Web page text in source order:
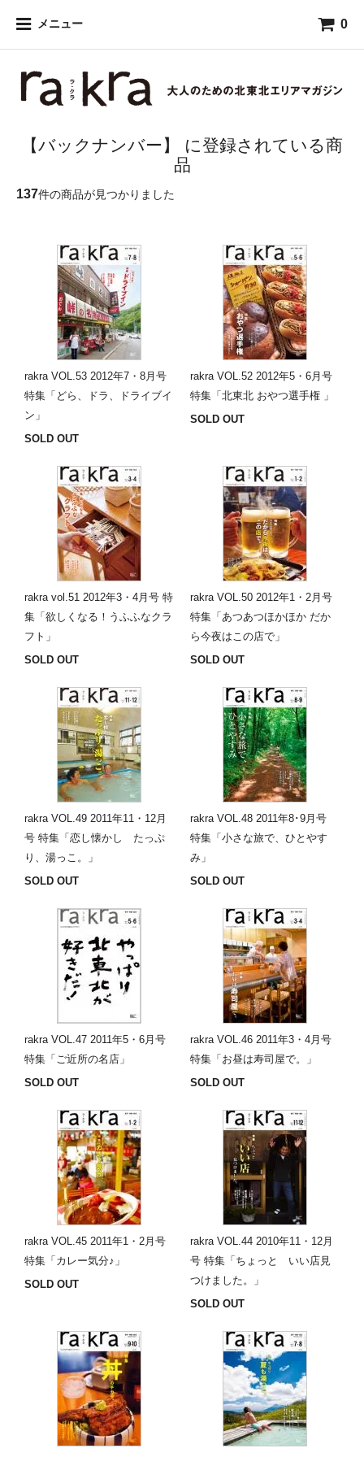
メニュー 0
【バックナンバー】 に登録されている商
品
137件の商品が見つかりました
rakra VOL.53 2012年7・8月号
特集「どら、ドラ、ドライブイ
ン」
SOLD OUT
rakra VOL.52 2012年5・6月号
特集「北東北 おやつ選手権 」
SOLD OUT
rakra vol.51 2012年3・4月号 特
集「欲しくなる！うふふなクラ
フト」
SOLD OUT
rakra VOL.50 2012年1・2月号
特集「あつあつほかほか だか
ら今夜はこの店で」
SOLD OUT
rakra VOL.49 2011年11・12月
号 特集「恋し懐かし たっぷ
り、湯っこ。」
SOLD OUT
rakra VOL.48 2011年8･9月号
特集「小さな旅で、ひとやす
み」
SOLD OUT
rakra VOL.47 2011年5・6月号
特集「ご近所の名店」
SOLD OUT
rakra VOL.46 2011年3・4月号
特集「お昼は寿司屋で。」
SOLD OUT
rakra VOL.45 2011年1・2月号
特集「カレー気分♪」
SOLD OUT
rakra VOL.44 2010年11・12月
号 特集「ちょっと いい店見
つけました。」
SOLD OUT